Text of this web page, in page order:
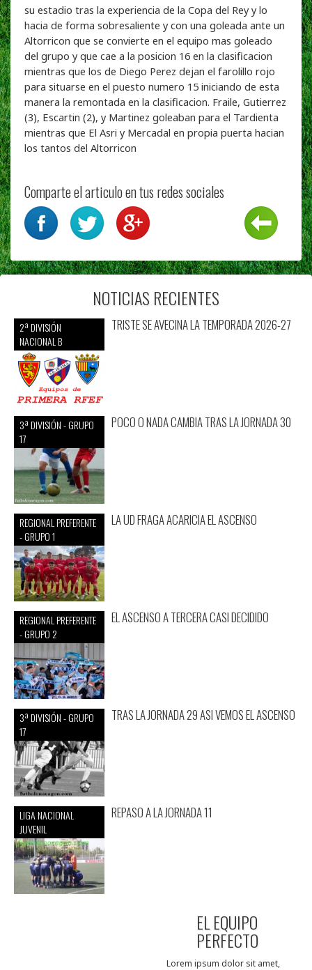
su estadio tras la experiencia de la Copa del Rey y lo
hacia de forma sobresaliente y con una goleada ante un
Altorricon que se convierte en el equipo mas goleado
del grupo y que cae a la posicion 16 en la clasificacion
mientras que los de Diego Perez dejan el farolillo rojo
para situarse en el puesto numero 15 iniciando de esta
manera la remontada en la clasificacion. Fraile, Gutierrez
(3), Escartin (2), y Martinez goleaban para el Tardienta
mientras que El Asri y Mercadal en propia puerta hacian
los tantos del Altorricon
Comparte el articulo en tus redes sociales
NOTICIAS RECIENTES
2ª DIVISIÓN
NACIONAL B
TRISTE SE AVECINA LA TEMPORADA 2026-27
3ª DIVISIÓN - GRUPO
17
POCO O NADA CAMBIA TRAS LA JORNADA 30
REGIONAL PREFERENTE
- GRUPO 1
LA UD FRAGA ACARICIA EL ASCENSO
REGIONAL PREFERENTE
- GRUPO 2
EL ASCENSO A TERCERA CASI DECIDIDO
3ª DIVISIÓN - GRUPO
17
TRAS LA JORNADA 29 ASI VEMOS EL ASCENSO
LIGA NACIONAL
JUVENIL
REPASO A LA JORNADA 11
EL EQUIPO
PERFECTO
Lorem ipsum dolor sit amet,